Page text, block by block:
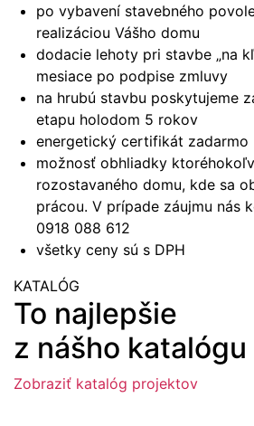
po vybavení stavebného
realizáciou Vášho domu
dodacie lehoty pri stavbe „na
mesiace po podpise zmluvy
na hrubú stavbu poskytujeme
etapu holodom 5 rokov
energetický certifikát zadarmo
možnosť obhliadky
rozostavaného domu, kde sa
prácou. V prípade záujmu nás
0918 088 612
všetky ceny sú s DPH
KATALÓG
To najlepšie
z nášho katalógu
Zobraziť katalóg projektov